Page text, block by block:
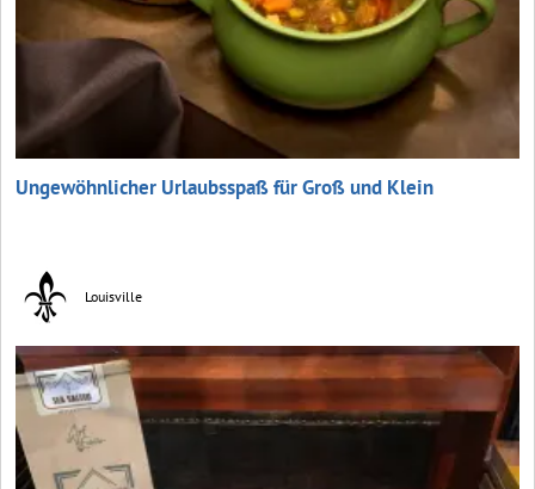
Ungewöhnlicher Urlaubsspaß für Groß und Klein
Louisville